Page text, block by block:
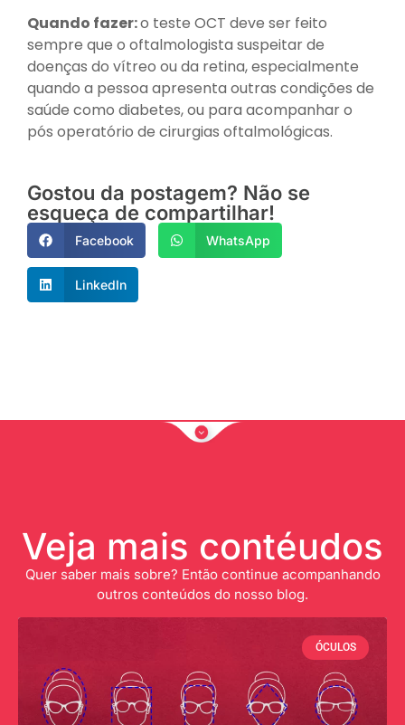
Quando fazer:o teste OCT deve ser feito
sempre que o oftalmologista suspeitar de
doenças do vítreo ou da retina, especialmente
quando a pessoa apresenta outras condições de
saúde como diabetes, ou para acompanhar o
pós operatório de cirurgias oftalmológicas.
Gostou da postagem? Não se
esqueça de compartilhar!
Facebook WhatsApp
LinkedIn
Veja mais contéudos
Quer saber mais sobre? Então continue acompanhando
outros conteúdos do nosso blog.
ÓCULOS